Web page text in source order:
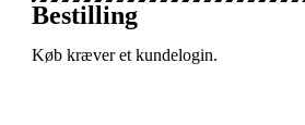
Bestilling
Køb kræver et kundelogin.